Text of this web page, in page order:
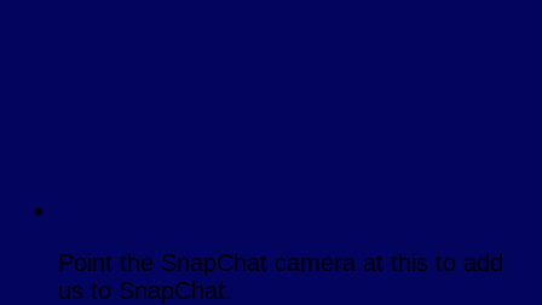
Point the SnapChat camera at this to add
us to SnapChat.